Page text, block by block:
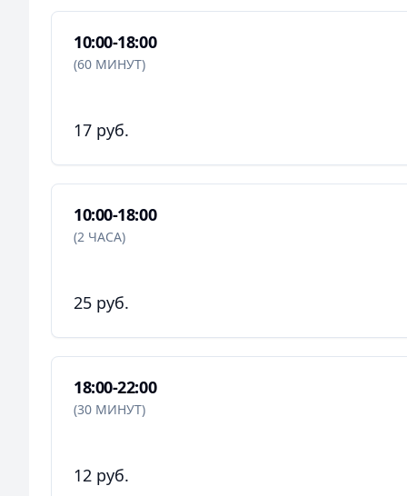
10:00-18:00
(60 МИНУТ)
17 руб.
10:00-18:00
(2 ЧАСА)
25 руб.
18:00-22:00
(30 МИНУТ)
12 руб.